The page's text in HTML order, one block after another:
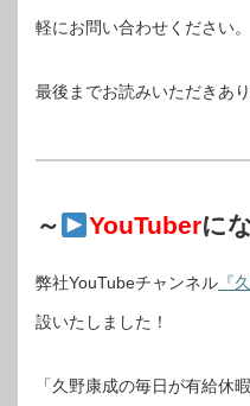
軽にお問い合わせください。
最後までお読みいただきあ
～ YouTuberに
弊社YouTubeチャンネル 『
設いたしました！
「久野康成の毎日が有給休